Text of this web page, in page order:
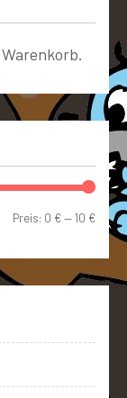
Preis: 0 €—10 €